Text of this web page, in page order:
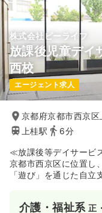
株式会社ビーライフ
放課後児童デイ
西校
エージェント求人
京都府京都市西京
上桂駅
6分
≪放課後等デイサービ
京都市西京区に位置し
「遊び」を通じた自
を提供しています。室
介護・福祉系正